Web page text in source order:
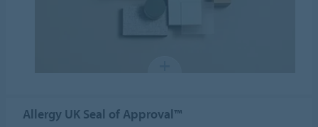
Allergy UK Seal of Approval™